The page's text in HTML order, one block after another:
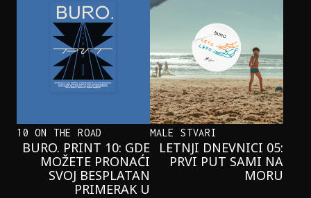
ONAJ JEDAN PROIZVOD KOJI
STALNO SELIMO SA POLICE U
TORBE
10 ON THE ROAD
BURO. PRINT 10: GDE
MOŽETE PRONAĆI
SVOJ BESPLATAN
PRIMERAK U
MALE STVARI
LETNJI DNEVNICI 05:
PRVI PUT SAMI NA
MORU